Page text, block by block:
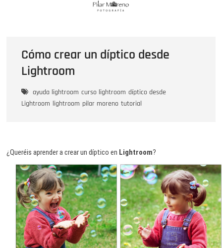
Cómo crear un díptico desde
Lightroom
ayuda lightroom curso lightroom díptico desde
Lightroom lightroom pilar moreno tutorial
¿Queréis aprender a crear un díptico en Lightroom?